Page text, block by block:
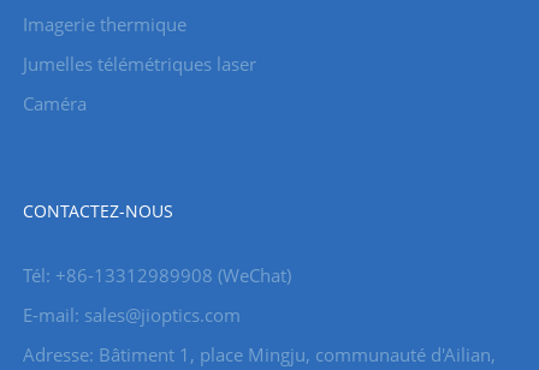
Imagerie thermique
Jumelles télémétriques laser
Caméra
CONTACTEZ-NOUS
Tél: +86-13312989908 (WeChat)
E-mail: sales@jioptics.com
Adresse: Bâtiment 1, place Mingju, communauté d'Ailian,